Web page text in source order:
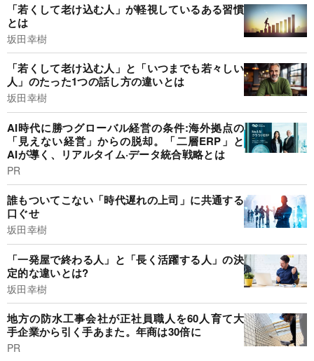
「若くして老け込む人」が軽視しているある習慣
とは
坂田幸樹
「若くして老け込む人」と「いつまでも若々しい
人」のたった1つの話し方の違いとは
坂田幸樹
AI時代に勝つグローバル経営の条件:海外拠点の
「見えない経営」からの脱却。「二層ERP」と
AIが導く、リアルタイム·データ統合戦略とは
PR
誰もついてこない「時代遅れの上司」に共通する
口ぐせ
坂田幸樹
「一発屋で終わる人」と「長く活躍する人」の決
定的な違いとは?
坂田幸樹
地方の防水工事会社が正社員職人を60人育て大
手企業から引く手あまた。年商は30倍に
PR